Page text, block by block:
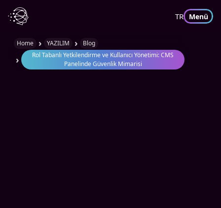
TR Menü
Home › YAZILIM › Blog
›
Rol Tabanlı Yetkilendirme ve Kullanıcı Yönetimi: CMS
Panelinde Güvenlik Mimarisi